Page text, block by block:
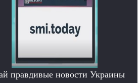
правдивые новости Украины